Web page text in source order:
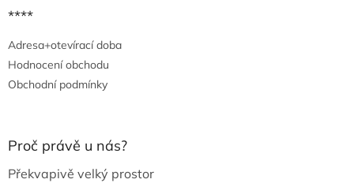
****
Adresa+otevírací doba
Hodnocení obchodu
Obchodní podmínky
Proč právě u nás?
Překvapivě velký prostor